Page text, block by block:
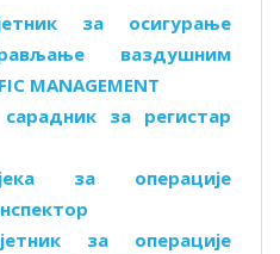
за осигурање
ваздушним
MANAGEMENT
за регистар
за операције
за операције